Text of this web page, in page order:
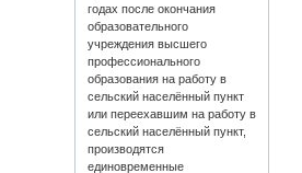
годах после окончания
образовательного
учреждения высшего
профессионального
образования на работу в
сельский населённый пункт
или переехавшим на работу в
сельский населённый пункт,
производятся
единовременные